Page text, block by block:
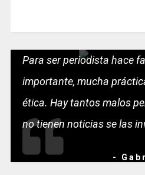
Para ser periodista hace
importante, mucha
ética. Hay tantos malos
no tienen noticias se las
-